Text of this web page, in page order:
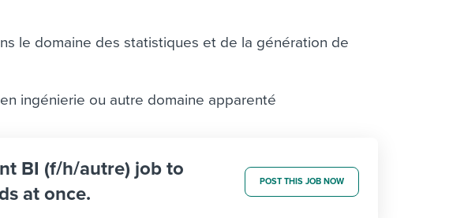
le domaine des statistiques et de la génération de
ingénierie ou autre domaine apparenté
BI (f/h/autre) job to
at once.
POST THIS JOB NOW